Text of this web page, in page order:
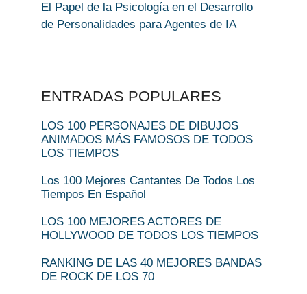
El Papel de la Psicología en el Desarrollo
de Personalidades para Agentes de IA
ENTRADAS POPULARES
LOS 100 PERSONAJES DE DIBUJOS
ANIMADOS MÁS FAMOSOS DE TODOS
LOS TIEMPOS
Los 100 Mejores Cantantes De Todos Los
Tiempos En Español
LOS 100 MEJORES ACTORES DE
HOLLYWOOD DE TODOS LOS TIEMPOS
RANKING DE LAS 40 MEJORES BANDAS
DE ROCK DE LOS 70